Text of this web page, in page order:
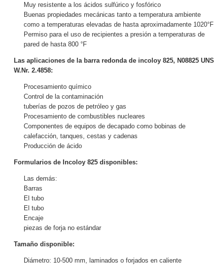
Muy resistente a los ácidos sulfúrico y fosfórico
Buenas propiedades mecánicas tanto a temperatura ambiente
como a temperaturas elevadas de hasta aproximadamente 1020°F
Permiso para el uso de recipientes a presión a temperaturas de
pared de hasta 800 °F
Las aplicaciones de la barra redonda de incoloy 825, N08825 UNS
W.Nr. 2.4858:
Procesamiento químico
Control de la contaminación
tuberías de pozos de petróleo y gas
Procesamiento de combustibles nucleares
Componentes de equipos de decapado como bobinas de
calefacción, tanques, cestas y cadenas
Producción de ácido
Formularios de Incoloy 825 disponibles:
Las demás:
Barras
El tubo
El tubo
Encaje
piezas de forja no estándar
Tamaño disponible:
Diámetro: 10-500 mm, laminados o forjados en caliente